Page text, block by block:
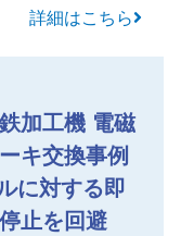
詳細はこちら
加工機 電磁
キ交換事例
に対する即
止を回避